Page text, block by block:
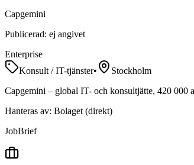
Capgemini
Publicerad: ej angivet
Enterprise
Konsult / IT-tjänster•
Stockholm
Capgemini – global IT- och konsultjätte, 420 000
Hanteras av: Bolaget (direkt)
JobBrief